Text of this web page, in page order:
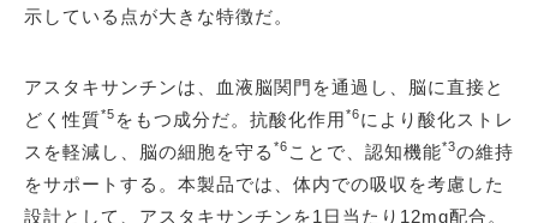
示している点が大きな特徴だ。
アスタキサンチンは、血液脳関門を通過し、脳に直接と
どく性質*5 をもつ成分だ。抗酸化作用*6により酸化ストレ
スを軽減し、脳の細胞を守る *6 ことで、認知機能*3の維持
をサポートする。本製品では、体内での吸収を考慮した
設計として、アスタキサンチンを1日当たり12mg配合。